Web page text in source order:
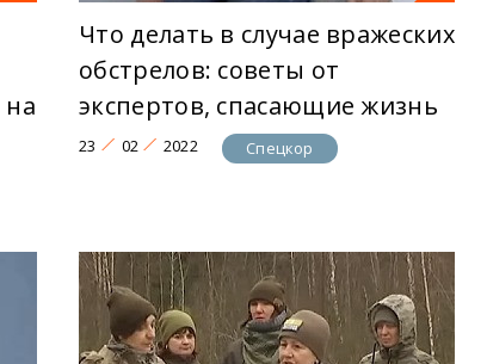
на
Что делать в случае вражеских
обстрелов: советы от
экспертов, спасающие жизнь
23 02 2022 Спецкор